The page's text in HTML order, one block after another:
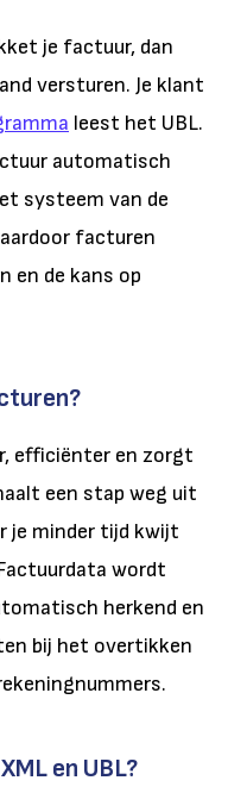
je factuur, dan
versturen. Je klant
leest het UBL.
automatisch
systeem van de
facturen
en de kans op
efficiënter en zorgt
een stap weg uit
je minder tijd kwijt
wordt
herkend en
bij het overtikken
en UBL?